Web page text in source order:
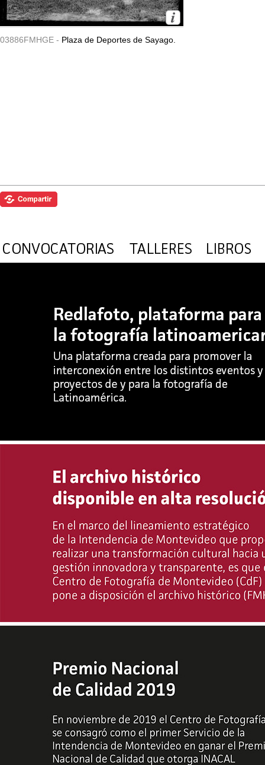
03886FMHGE - Plaza de Deportes de Sayago.